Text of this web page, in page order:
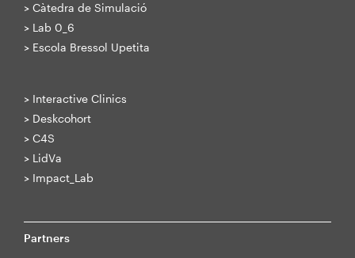
> Càtedra de Simulació
> Lab 0_6
> Escola Bressol Upetita
> Interactive Clinics
> Deskcohort
> C4S
> LidVa
> Impact_Lab
Partners